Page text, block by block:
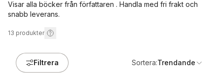
Visar alla böcker från författaren . Handla med fri frakt och
snabb leverans.
13 produkter
Filtrera Sortera:Trendande